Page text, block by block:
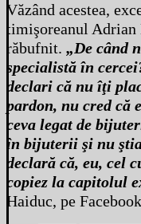
Văzând acestea,
timişoreanul Adrian
răbufnit. „De când
specialistă în
declari că nu îţi
pardon, nu cred că
ceva legat de
în bijuterii şi nu
declară că, eu, cel
copiez la capitolul
Haiduc, pe